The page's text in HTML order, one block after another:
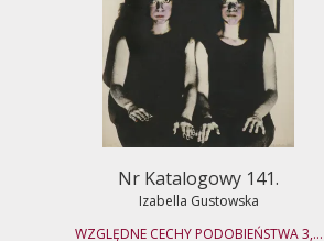
Nr Katalogowy 141.
Izabella Gustowska
WZGLĘDNE CECHY PODOBIEŃSTWA 3,...